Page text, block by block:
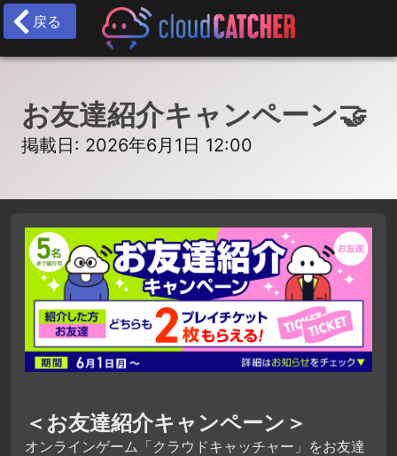
戻る
お友達紹介キャンペーン🤝
掲載日: 2026年6月1日 12:00
＜お友達紹介キャンペーン＞
オンラインゲーム「クラウドキャッチャー」をお友達